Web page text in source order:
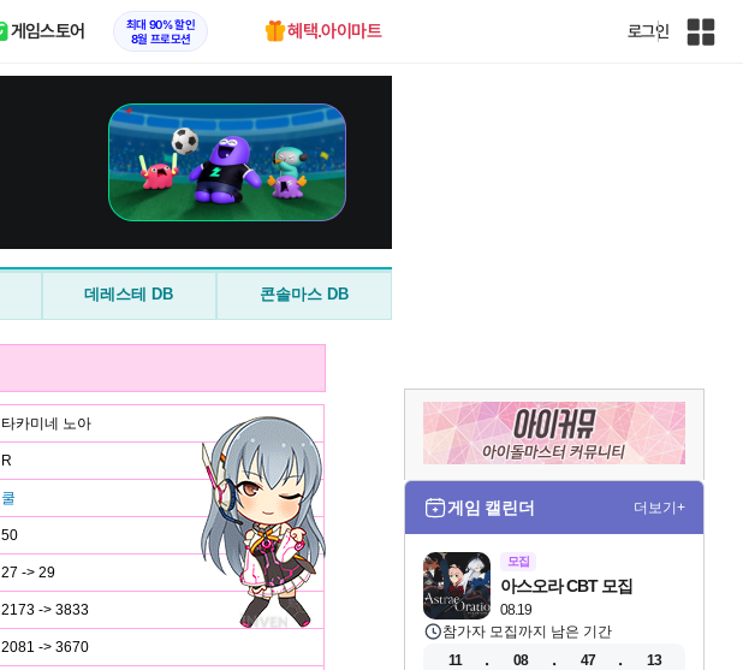
게임스토어
최대 90% 할인
8월 프로모션
혜택.아이마트 로그인
인
데레스테 DB 콘솔마스 DB
타카미네 노아
R
쿨
50
27 -> 29
2173 -> 3833
2081 -> 3670
게임 캘린더 더보기+
모집
08.19
아스오라 CBT 모집
참가자 모집까지 남은 기간
11
08 47 12